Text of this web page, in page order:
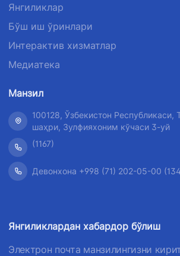
Янгиликлар
Бўш иш ўринлари
Интерактив хизматлар
Медиатека
Манзил
100128, Ўзбекистон Республикаси,
шаҳри, Зулфияхоним кўчаси 3-уй
(1167)
Девонхона +998 (71) 202-05-00
Янгиликлардан хабардор бўлиш
Электрон почта манзилингизни